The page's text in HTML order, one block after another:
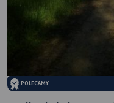
POLECAMY